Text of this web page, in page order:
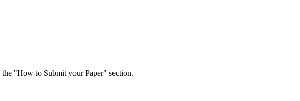
"How to Submit your Paper" section.